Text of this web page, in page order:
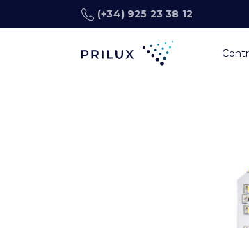
(+34) 925 23 38 12